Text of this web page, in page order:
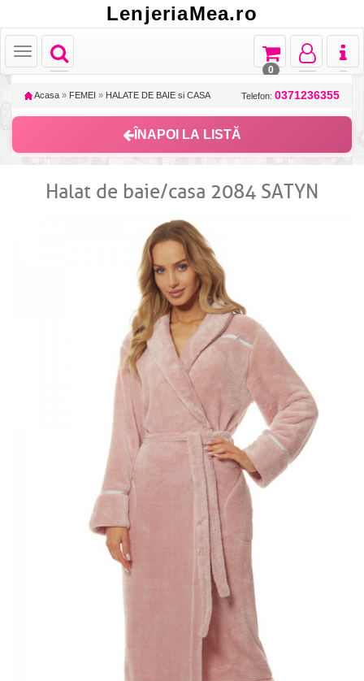
LenjeriaMea.ro
Toggle
navigation
Toggle
Toggle
navigation
Toggle
navigation
Toggle
navigation
0
Acasa » FEMEI » HALATE DE BAIE si CASA Telefon: 0371236355
ÎNAPOI LA LISTĂ
Halat de baie/casa 2084 SATYN